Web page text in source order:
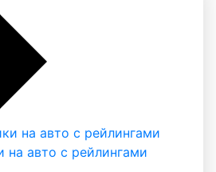
на авто с рейлингами